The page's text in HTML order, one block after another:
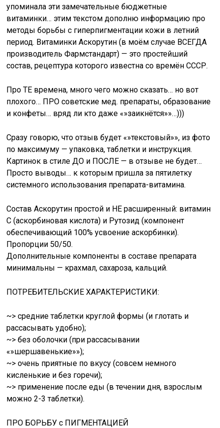
упоминала эти замечательные бюджетные
витаминки… этим текстом дополню информацию про
методы борьбы с гиперпигментации кожи в летний
период. Витаминки Аскорутин (в моём случае ВСЕГДА
производитель Фармстандарт) — это простейший
состав, рецептура которого известна со времён СССР.
Про ТЕ времена, много чего можно сказать… но вот
плохого… ПРО советские мед. препараты, образование
и конфеты… вряд ли кто даже «»заикнётся»»…)))
Сразу говорю, что отзыв будет «»текстовый»», из фото
по максимуму — упаковка, таблетки и инструкция.
Картинок в стиле ДО и ПОСЛЕ — в отзыве не будет…
Просто выводы… к которым пришла за пятилетку
системного использования препарата-витамина.
Состав Аскорутин простой и НЕ расширенный: витамин
С (аскорбиновая кислота) и Рутозид (компонент
обеспечивающий 100% усвоение аскорбинки).
Пропорции 50/50.
Дополнительные компоненты в составе препарата
минимальны — крахмал, сахароза, кальций.
ПОТРЕБИТЕЛЬСКИЕ ХАРАКТЕРИСТИКИ:
~> средние таблетки круглой формы (и глотать и
рассасывать удобно);
~> без оболочки (при рассасывании
«»шершавенькие»»);
~> очень приятные по вкусу (совсем немного
кисленькие и без горечи);
~> применение после еды (в течении дня, взрослым
можно 2-3 таблетки).
ПРО БОРЬБУ с ПИГМЕНТАЦИЕЙ